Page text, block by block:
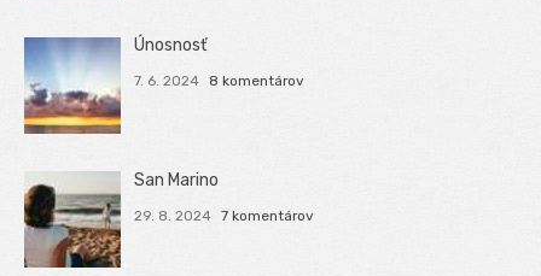
Únosnosť
7. 6. 2024 8 komentárov
San Marino
29. 8. 2024 7 komentárov